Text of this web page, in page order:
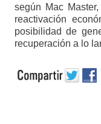
según Mac
reactivación
posibilidad de
recuperación a lo